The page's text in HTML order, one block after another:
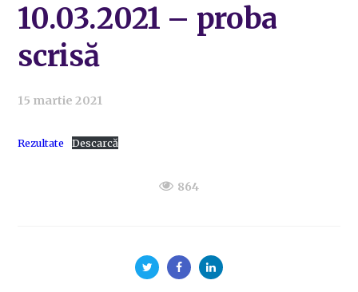
10.03.2021 – proba
scrisă
15 martie 2021
Rezultate Descarcă
864